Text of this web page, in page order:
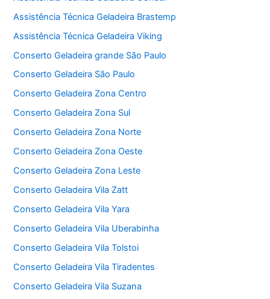
Assistência Técnica Geladeira Brastemp
Assistência Técnica Geladeira Viking
Conserto Geladeira grande São Paulo
Conserto Geladeira São Paulo
Conserto Geladeira Zona Centro
Conserto Geladeira Zona Sul
Conserto Geladeira Zona Norte
Conserto Geladeira Zona Oeste
Conserto Geladeira Zona Leste
Conserto Geladeira Vila Zatt
Conserto Geladeira Vila Yara
Conserto Geladeira Vila Uberabinha
Conserto Geladeira Vila Tolstoi
Conserto Geladeira Vila Tiradentes
Conserto Geladeira Vila Suzana